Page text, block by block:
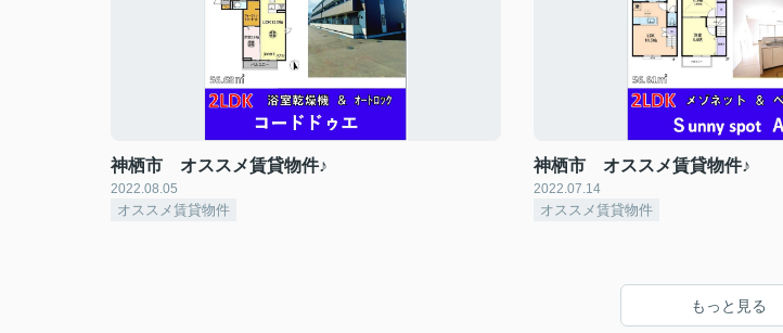
神栖市 オススメ賃貸物件♪
2022.08.05
オススメ賃貸物件
神栖市 オススメ賃貸物件♪
2022.07.14
オススメ賃貸物件
もっと見る